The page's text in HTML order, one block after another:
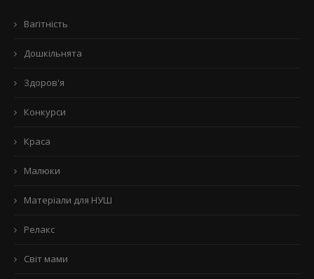
Вагітність
Дошкільнята
Здоров'я
Конкурси
Краса
Малюки
Матеріали для НУШ
Релакс
Світ мами